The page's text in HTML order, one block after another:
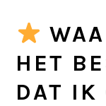
HET
DAT IK